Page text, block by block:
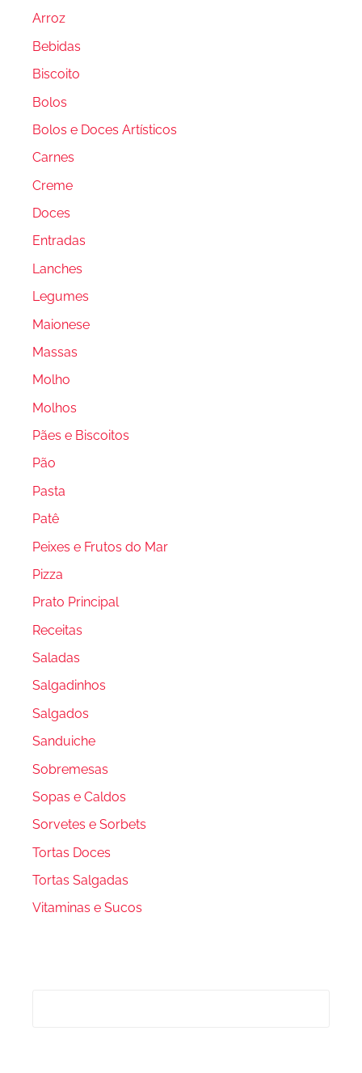
Arroz
Bebidas
Biscoito
Bolos
Bolos e Doces Artísticos
Carnes
Creme
Doces
Entradas
Lanches
Legumes
Maionese
Massas
Molho
Molhos
Pães e Biscoitos
Pão
Pasta
Patê
Peixes e Frutos do Mar
Pizza
Prato Principal
Receitas
Saladas
Salgadinhos
Salgados
Sanduiche
Sobremesas
Sopas e Caldos
Sorvetes e Sorbets
Tortas Doces
Tortas Salgadas
Vitaminas e Sucos